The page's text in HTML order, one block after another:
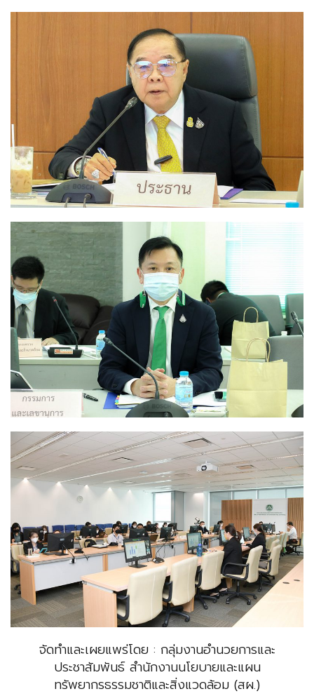
จัดทำและเผยแพร่โดย : กลุ่มงานอำนวยการและ
ประชาสัมพันธ์ สำนักงานนโยบายและแผน
ทรัพยากรธรรมชาติและสิ่งแวดล้อม (สผ.)